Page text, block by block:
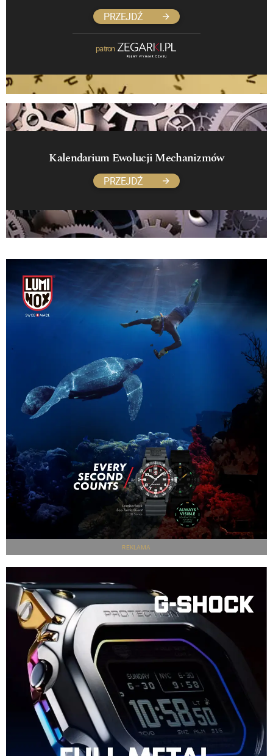
PRZEJDŹ
patron
Kalendarium Ewolucji Mechanizmów
PRZEJDŹ
REKLAMA